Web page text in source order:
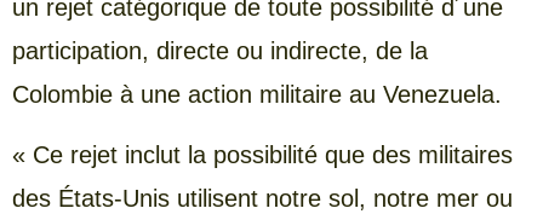
un rejet catégorique de toute possibilité d´une
participation, directe ou indirecte, de la
Colombie à une action militaire au Venezuela.
« Ce rejet inclut la possibilité que des militaires
des États-Unis utilisent notre sol, notre mer ou